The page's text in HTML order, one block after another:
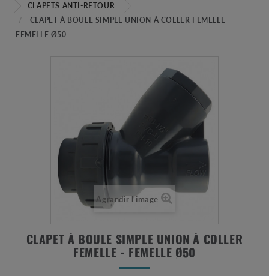
CLAPETS ANTI-RETOUR
CLAPET À BOULE SIMPLE UNION À COLLER FEMELLE -
FEMELLE Ø50
Agrandir l'image
CLAPET À BOULE SIMPLE UNION À COLLER
FEMELLE - FEMELLE Ø50